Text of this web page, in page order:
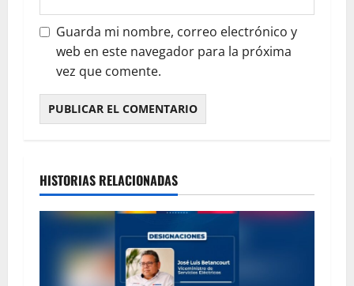
Guarda mi nombre, correo electrónico y
web en este navegador para la próxima
vez que comente.
HISTORIAS RELACIONADAS